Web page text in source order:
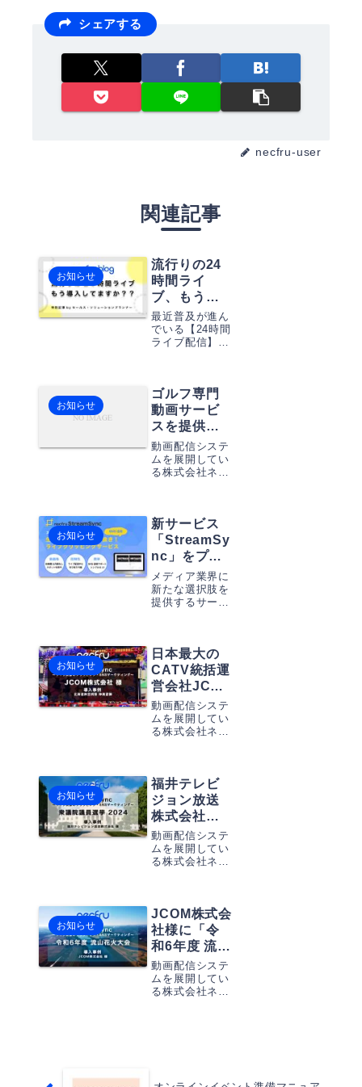
シェアする
necfru-user
関連記事
お知らせ
流行りの24
時間ライ
ブ、もう導
入してます
か？
最近普及が進ん
でいる【24時間
ライブ配信】を
のような配信を
ご覧になったこ
とがあるのでは
ないでしょう
か？24時間ライ
ブが行われてい
る例ホームペー
Youtubeで子
供...
お知らせ
ゴルフ専門
動画サービ
スを提供す
るALBA TV
様に「関西
オープン選
ブ中継で、
ネクフルの
ライブ動画
クリップサ
ービス
「StreamSy
た。
動画配信システ
ムを展開してい
る株式会社ネク
俊介）は、2024
年1月16日にリ
リースした、生
ライブ配信中の
映像をクリップ
切抜きするサー
ビス「necfru
お知らせ
新サービス
「StreamSy
nc」をプレ
スリリース
しました。
メディア業界に
新たな選択肢を
提供するサービ
ク]」を2024年1
月16日に発表し
ました。このサ
ービスは、ライ
ブ配信中にリア
ルタイムでクリ
ップを作成しダ
ズに応えるため
の先進的な技術
を採用していま
す。
お知らせ
日本最大の
CATV統括運
営会社JCOM
様に「北海
道神宮例祭
神輿渡御」
フルのライ
ブ動画クリ
ップサービ
ス
「StreamSy
nc」が導入
動画配信システ
ムを展開してい
る株式会社ネク
俊介）は、生ラ
イブ配信中の映
像をクリップ切
抜きするサービ
ス「necfru
StreamSync」
を、JCOM株式
役：岩...
お知らせ
福井テレビ
ジョン放送
株式会社様
に「第50回
衆議院議員
総選挙」の
ルのライブ
動画クリッ
プサービス
「StreamSy
nc」が導入
されまし
動画配信システ
ムを展開してい
る株式会社ネク
俊介）は、生ラ
イブ配信中の映
像をクリップ切
抜きするサービ
ス「necfru
StreamSync」
を、福井テレビ
お知らせ
JCOM株式会
社様に「令
和6年度 流山
花火大会」
のライブ中
継で、ネク
動画配信システ
ムを展開してい
る株式会社ネク
抜きするサービ